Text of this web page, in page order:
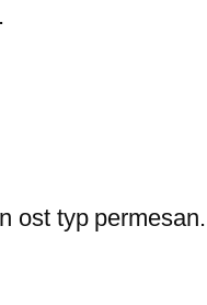
ost typ permesan.